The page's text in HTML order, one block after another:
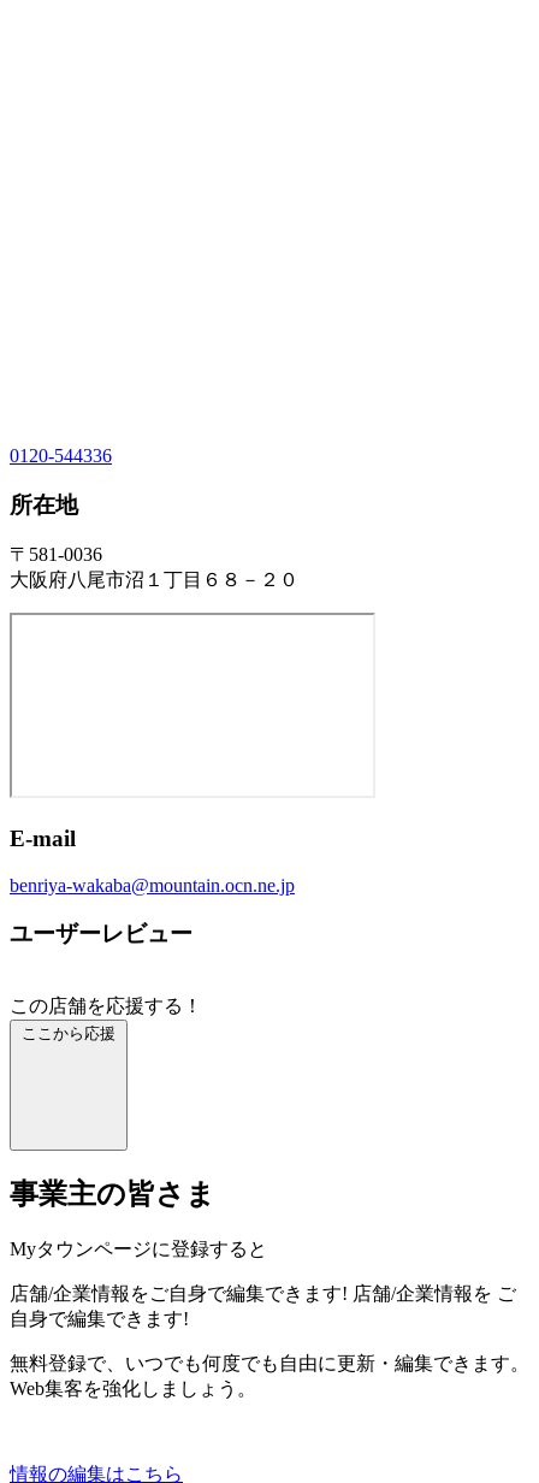
0120-544336
所在地
〒581-0036
大阪府八尾市沼１丁目６８－２０
E-mail
benriya-wakaba@mountain.ocn.ne.jp
ユーザーレビュー
この店舗を応援する！
ここから応援
事業主の皆さま
Myタウンページに登録すると
店舗/企業情報をご自身で編集できます! 店舗/企業情報を ご
自身で編集できます!
無料登録で、いつでも何度でも自由に更新・編集できます。
Web集客を強化しましょう。
情報の編集はこちら